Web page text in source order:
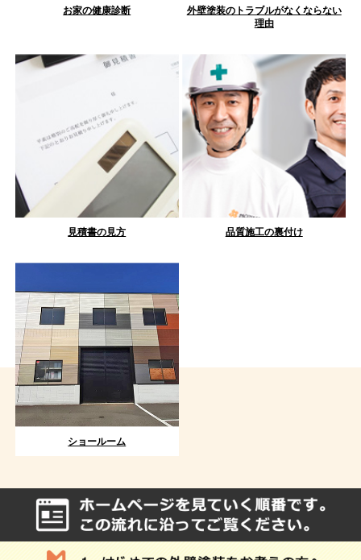
お家の健康診断
外壁塗装のトラブルがなくならない
理由
見積書の見方 品質施工の裏付け
ショールーム